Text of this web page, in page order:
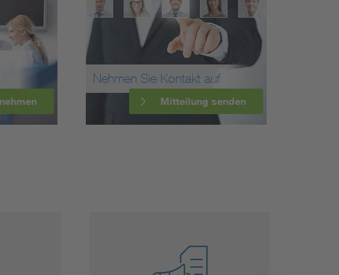
Nehmen Sie Kontakt auf
Mitteilung senden